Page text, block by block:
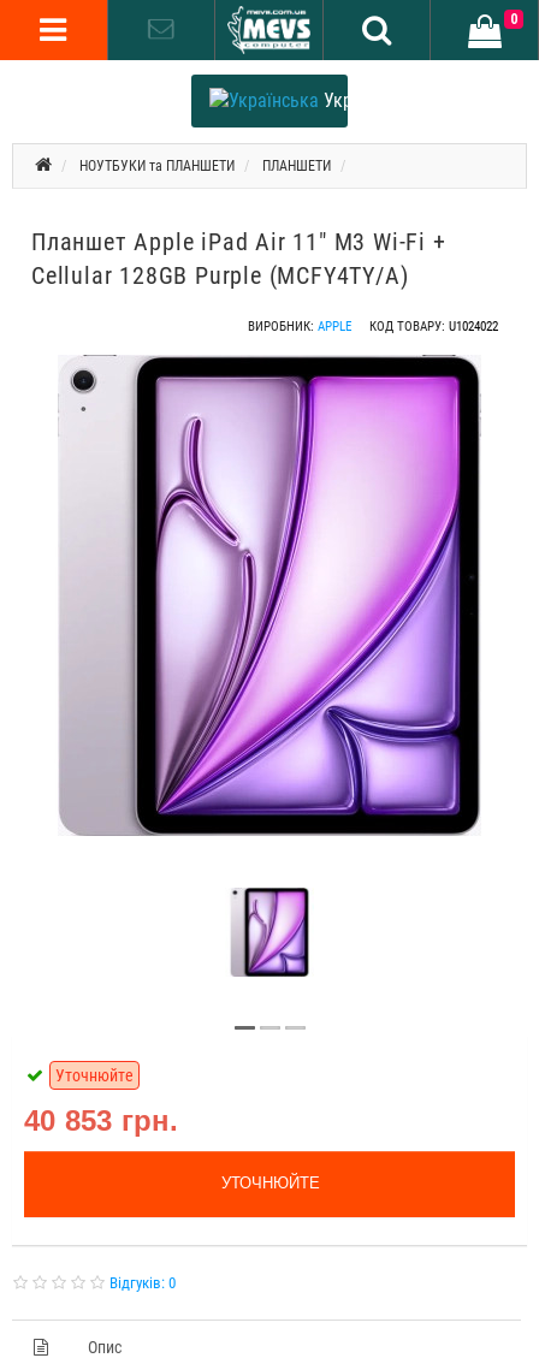
Українська
0
НОУТБУКИ та ПЛАНШЕТИ ПЛАНШЕТИ
Планшет Apple iPad Air 11" M3 Wi-Fi +
Cellular 128GB Purple (MCFY4TY/A)
ВИРОБНИК: APPLE КОД ТОВАРУ: U1024022
40 853 грн.
Уточнюйте
УТОЧНЮЙТЕ
Відгуків: 0
Опис